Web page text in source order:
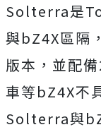
Solterra是
與bZ4X區隔
版本，並配
車等bZ4X不
Solterra與